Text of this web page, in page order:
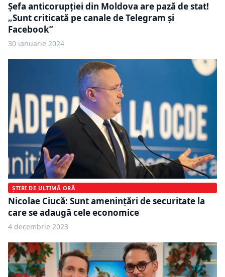
Șefa anticorupției din Moldova are pază de stat!
„Sunt criticată pe canale de Telegram şi
Facebook”
30 ianuarie 2024
ȘTIRI DE ULTIMĂ ORĂ
Nicolae Ciucă: Sunt amenințări de securitate la
care se adaugă cele economice
4 decembrie 2023